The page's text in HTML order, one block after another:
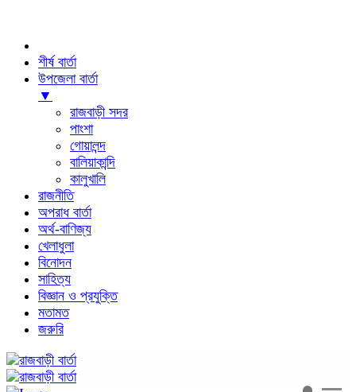
শীর্ষ বার্তা
উপজেলা বার্তা
▼
রাজবাড়ী সদর
পাংশা
গোয়ালন্দ
বালিয়াকান্দি
কালুখালি
রাজনীতি
অপরাধ বার্তা
অর্থ-বাণিজ্য
খেলাধুলা
বিনোদন
সাহিত্য
বিজ্ঞান ও প্রযুক্তি
মতামত
জরুরি